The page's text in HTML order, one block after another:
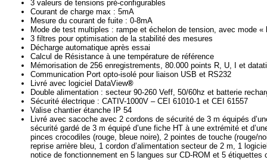
3 valeurs de tensions pré-configurables
Courant de charge max : 5mA
Mesure du courant de fuite : 0-8mA
Mode de test multiples : rampe et échelon de tension, avec mode
3 filtres pour optimisation de la stabilité des mesures
Décharge automatique après essai
Calcul de Résistance à une température de référence
Mémorisation de 256 enregistrements, 80.000 points R, U, I et
Communication Port opto-isolé pour liaison USB et RS232
Livré avec logiciel DataView®
Double alimentation : secteur 90-260 Veff, 50/60hz et batterie
Sécurité électrique : CATIV-1000V – CEI 61010-1 et CEI 61557
Valise chantier étanche IP 54
Livré avec sacoche avec 2 cordons de sécurité de 3 m équipés
sécurité gardé de 3 m équipé d’une fiche HT à une extrémité et
pinces crocodiles (rouge, bleue noire), 2 pointes de touche (rouge/
reprise arrière bleu, 1 cordon d’alimentation secteur de 2 m, 1
notice de fonctionnement en 5 langues sur CD-ROM et 5 étiquettes